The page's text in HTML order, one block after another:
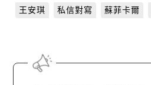
王安琪 私信對寫 蘇菲卡爾